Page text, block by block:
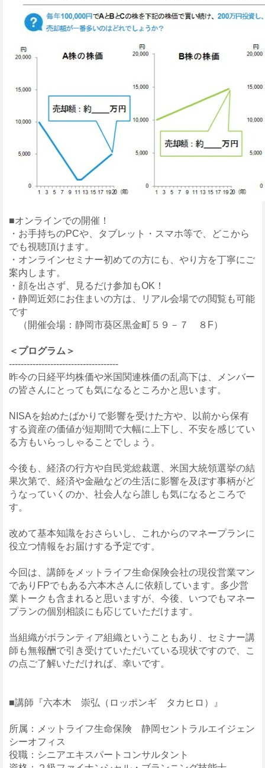
■オンラインでの開催！
・お手持ちのPCや、タブレット・スマホ等で、どこから
でも視聴頂けます。
・オンラインセミナー初めての方にも、やり方を丁寧にご
案内します。
・顔を出さず、見るだけ参加もOK！
・静岡近郊にお住まいの方は、リアル会場での閲覧も可能
です
（開催会場：静岡市葵区黒金町５９－７ ８F）
＜プログラム＞
-------------------------------------
昨今の日経平均株価や米国関連株価の乱高下は、メンバー
の皆さんにとっても気になるところかと思います。
NISAを始めたばかりで影響を受けた方や、以前から保有
する資産の価値が短期間で大幅に上下し、不安を感じてい
る方もいらっしゃることでしょう。
今後も、経済の行方や自民党総裁選、米国大統領選挙の結
果次第で、経済や金融などの生活に影響を及ぼす事柄がど
うなっていくのか、社会人なら誰しも気になるところで
す。
改めて基本知識をおさらいし、これからのマネープランに
役立つ情報をお届けする予定です。
今回は、講師をメットライフ生命保険会社の現役営業マン
でありFPでもある六本木さんに依頼しています。多少営
業トークも含まれると思いますが、今後、いつでもマネー
プランの個別相談にも応じていただけます。
当組織がボランティア組織ということもあり、セミナー講
師も無報酬で引き受けていただいている現状ですので、こ
の点ご了解いただければ、幸いです。
■講師『六本木 崇弘（ロッポンギ タカヒロ）』
所属：メットライフ生命保険 静岡セントラルエイジェン
シーオフィス
役職：シニアエキスパートコンサルタント